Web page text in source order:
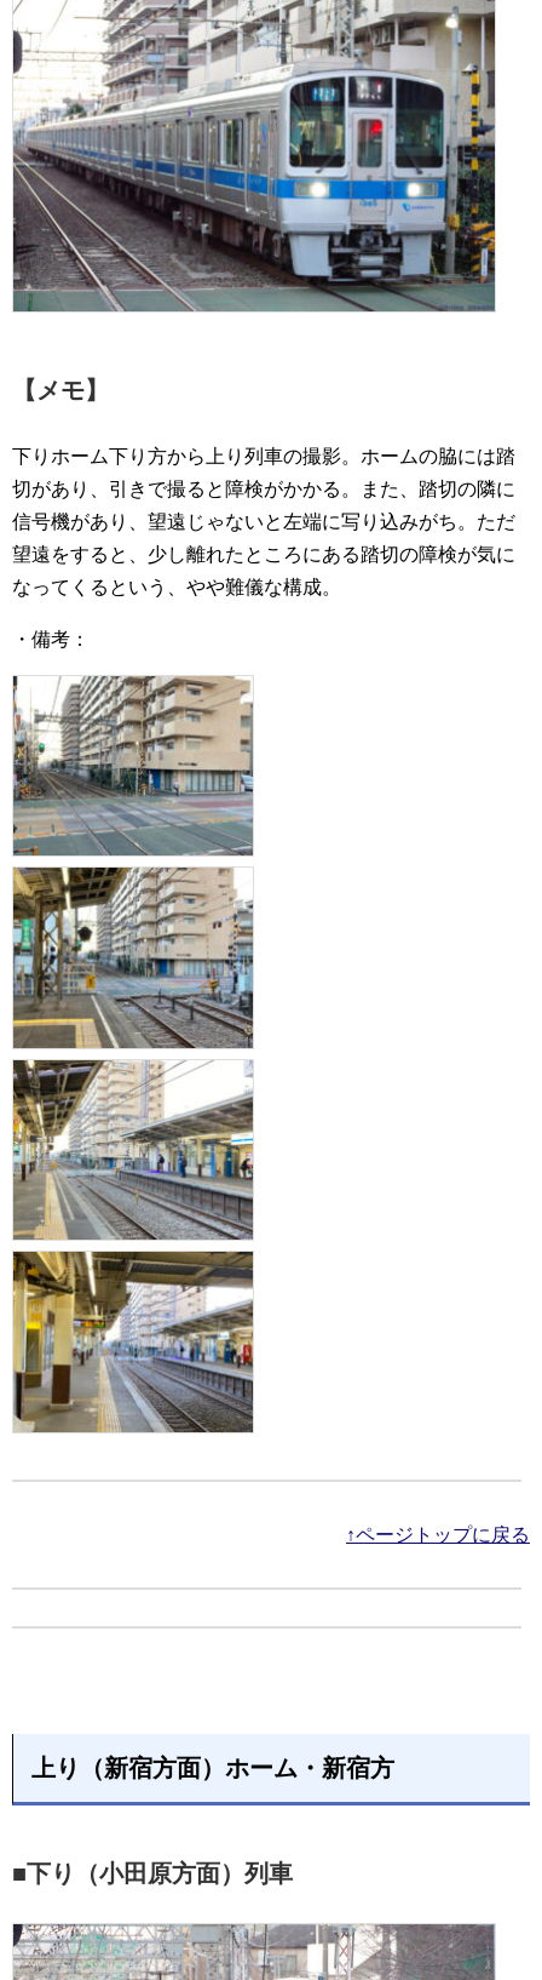
【メモ】
下りホーム下り方から上り列車の撮影。ホームの脇には踏
切があり、引きで撮ると障検がかかる。また、踏切の隣に
信号機があり、望遠じゃないと左端に写り込みがち。ただ
望遠をすると、少し離れたところにある踏切の障検が気に
なってくるという、やや難儀な構成。
・備考：
↑ページトップに戻る
上り（新宿方面）ホーム・新宿方
■下り（小田原方面）列車